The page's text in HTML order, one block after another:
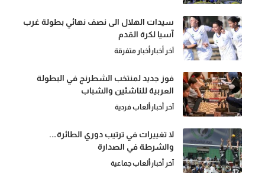
سيدات الهلال الى نصف نهائي بطولة غرب
آسيا لكرة القدم
آخر أخبارأخبار متفرقة
فوز جديد لمنتخب الشطرنج في البطولة
العربية للناشئين والشباب
آخر أخبارألعاب فردية
لا تغييرات في ترتيب دوري الطائرة….
والشرطة في الصدارة
آخر أخبارألعاب جماعية